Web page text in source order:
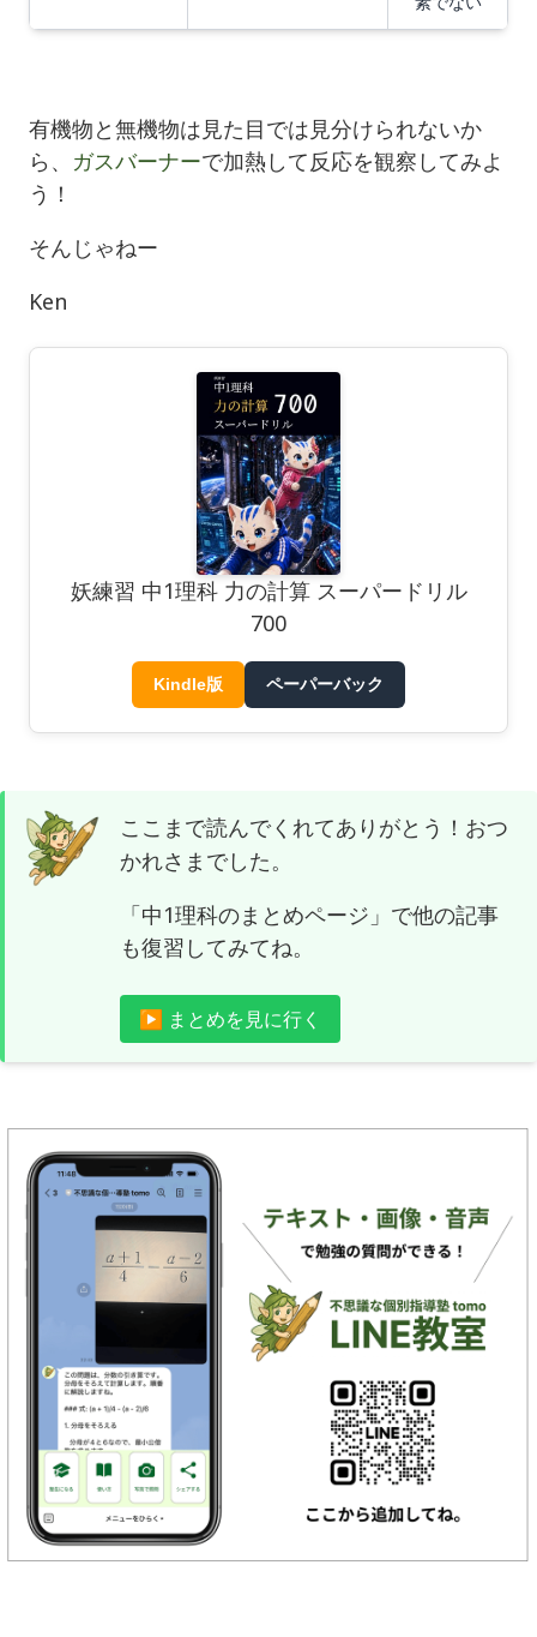
有機物と無機物は見た目では見分けられないか
ら、 ガスバーナーで加熱して反応を観察してみよ
う！
そんじゃねー
Ken
妖練習 中1理科 力の計算 スーパードリル
700
Kindle版 ペーパーバック
ここまで読んでくれてありがとう！おつ
かれさまでした。
「中1理科のまとめページ」で他の記事
も復習してみてね。
▶ まとめを見に行く